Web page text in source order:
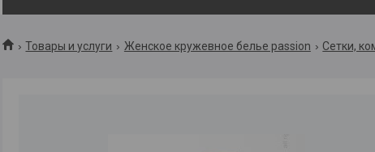
Товары и услуги Женское кружевное белье passion Сетки,